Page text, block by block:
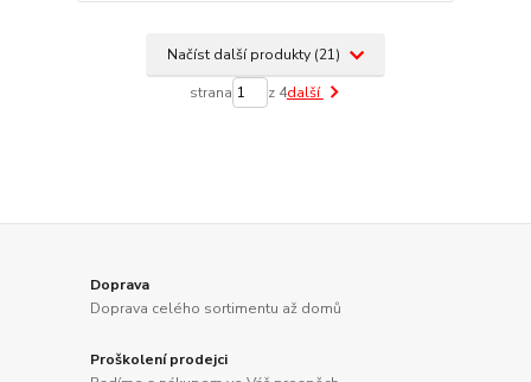
Načíst další produkty (21)
strana z 4další
Doprava
Doprava celého sortimentu až domů
Proškolení prodejci